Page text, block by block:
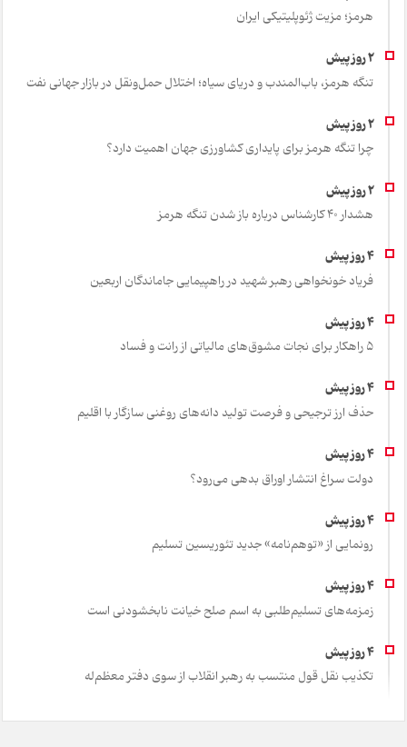
هرمز؛ مزیت ژئوپلیتیکی ایران
تنگه هرمز، باب‌المندب و دریای سیاه؛ اختلال حمل‌ونقل در بازار جهانی نفت
چرا تنگه هرمز برای پایداری کشاورزی جهان اهمیت دارد؟
هشدار 40 کارشناس درباره باز شدن تنگه هرمز
فریاد خونخواهی رهبر شهید در راهپیمایی جاماندگان اربعین
۵ راهکار برای نجات مشوق‌های مالیاتی از رانت و فساد
حذف ارز ترجیحی و فرصت تولید دانه‌های روغنی سازگار با اقلیم
دولت سراغ انتشار اوراق بدهی می‌رود؟
رونمایی از «توهم‌نامه» جدید تئور‌یسین تسلیم
زمزمه‌های تسلیم‌طلبی به اسم صلح خیانت نابخشودنی است
تکذیب نقل قول منتسب به رهبر انقلاب از سوی دفتر معظم‌له